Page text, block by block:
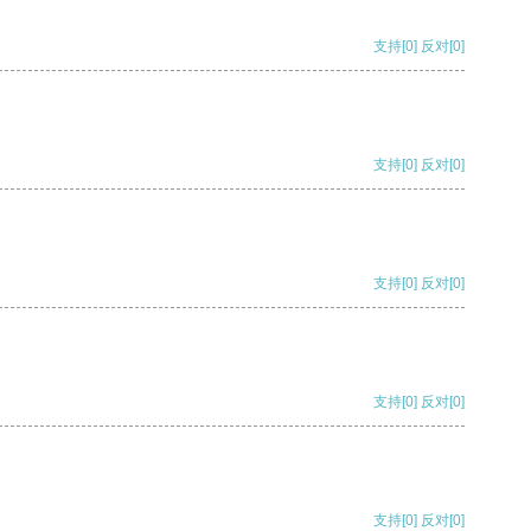
支持[0] 反对[0]
支持[0] 反对[0]
支持[0] 反对[0]
支持[0] 反对[0]
支持[0] 反对[0]